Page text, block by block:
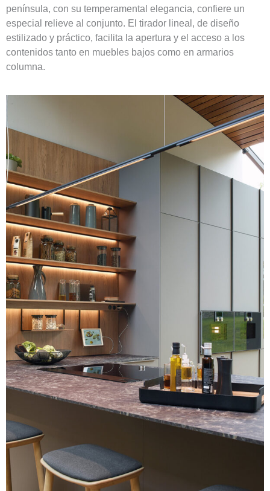
península, con su temperamental elegancia, confiere un
especial relieve al conjunto. El tirador lineal, de diseño
estilizado y práctico, facilita la apertura y el acceso a los
contenidos tanto en muebles bajos como en armarios
columna.